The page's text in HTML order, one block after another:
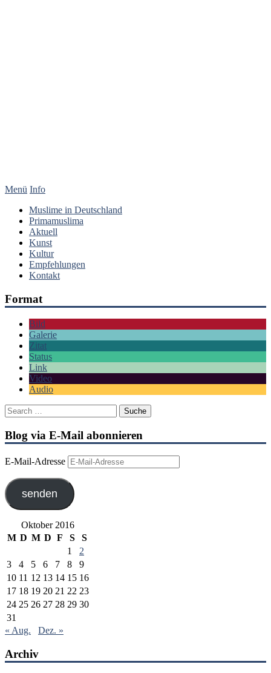
Menü Info
Muslime in Deutschland
Primamuslima
Aktuell
Kunst
Kultur
Empfehlungen
Kontakt
Format
Bild
Galerie
Zitat
Status
Link
Video
Audio
Blog via E-Mail abonnieren
E-Mail-Adresse
senden
Oktober 2016
M D M D F S
S
1
2
3
4 5 6 7 8
9
10 11 12 13 14 15 16
17 18 19 20 21 22 23
24 25 26 27 28 29 30
31
« Aug.
Dez. »
Archiv